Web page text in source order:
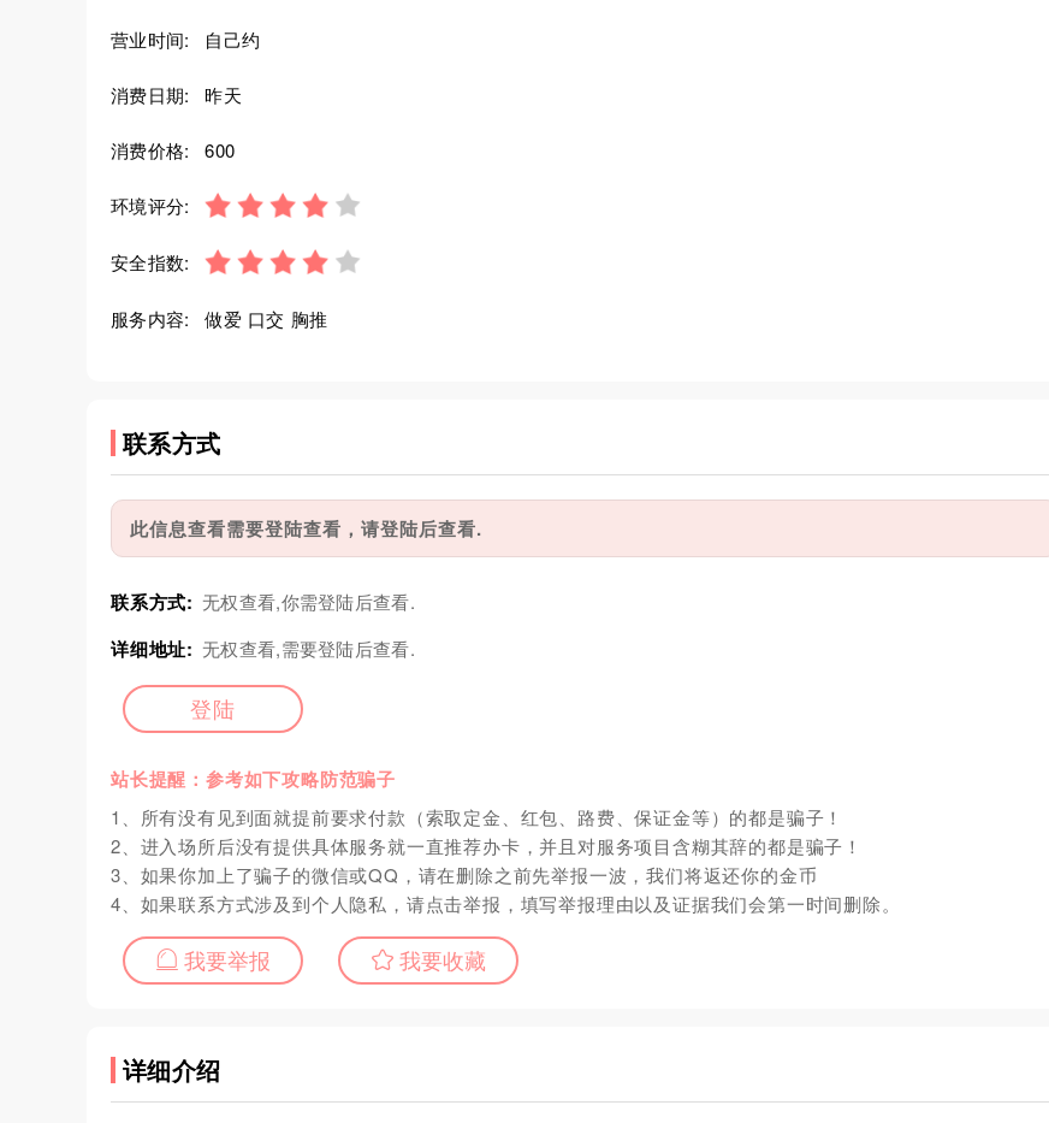
营业时间: 自己约
消费日期: 昨天
消费价格: 600
环境评分:
安全指数:
服务内容: 做爱 口交 胸推
联系方式
此信息查看需要登陆查看，请登陆后查看.
联系方式: 无权查看,你需登陆后查看.
详细地址: 无权查看,需要登陆后查看.
登陆
站长提醒：参考如下攻略防范骗子
1、所有没有见到面就提前要求付款（索取定金、红包、路费、保证金等）的都是骗子！
2、进入场所后没有提供具体服务就一直推荐办卡，并且对服务项目含糊其辞的都是骗子！
3、如果你加上了骗子的微信或QQ，请在删除之前先举报一波，我们将返还你的金币
4、如果联系方式涉及到个人隐私，请点击举报，填写举报理由以及证据我们会第一时间删除。
我要举报 我要收藏
详细介绍